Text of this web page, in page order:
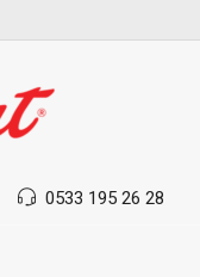
0533 195 26 28